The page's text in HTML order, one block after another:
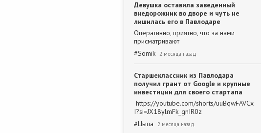
Девушка оставила заведенный
внедорожник во дворе и чуть не
лишилась его в Павлодаре
Оперативно, приятно, что за нами
присматривают
#Somik 2 месяца назад
Старшеклассник из Павлодара
получил грант от Google и крупные
инвестиции для своего стартапа
https://youtube.com/shorts/uuBqwFAVCx
I?si=JX18ylmFk_gnIR0z
#Цыпа 2 месяца назад